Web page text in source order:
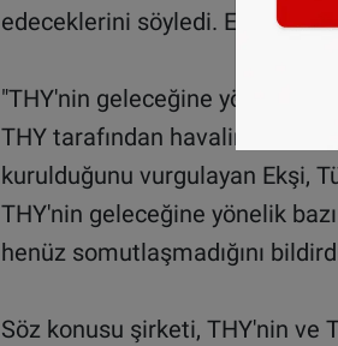
edeceklerini söyledi. Ekşi, ilk
"THY'nin geleceğine yönelik
THY tarafından havalimanları
kurulduğunu vurgulayan Ekşi,
THY'nin geleceğine yönelik
henüz somutlaşmadığını
Söz konusu şirketi, THY'nin ve